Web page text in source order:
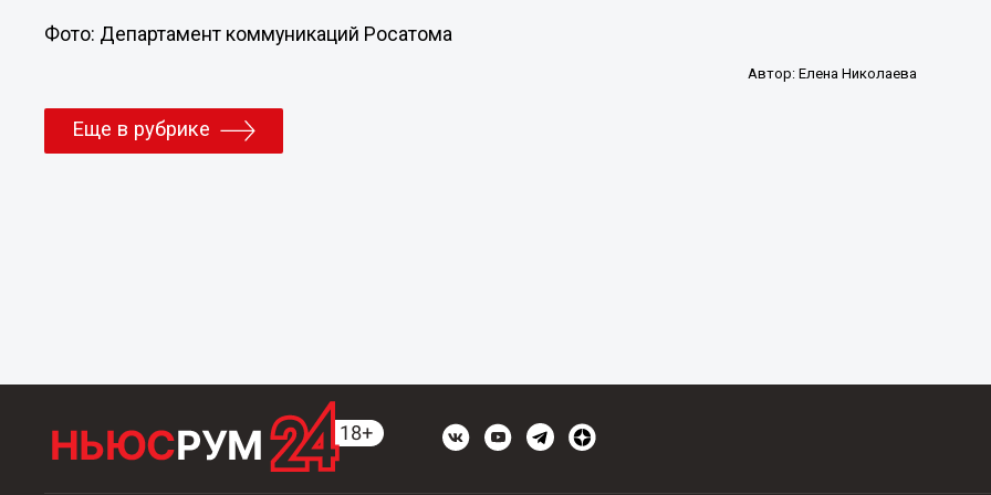
Фото: Департамент коммуникаций Росатома
Автор: Елена Николаева
Еще в рубрике